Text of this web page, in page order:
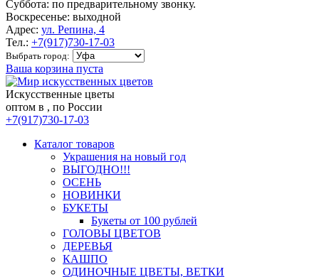
Суббота: по предварительному звонку.
Воскресенье: выходной
Адрес: ул. Репина, 4
Тел.: +7(917)730-17-03
Выбрать город:
Ваша корзина пуста
Искусственные цветы
оптом в , по России
+7(917)730-17-03
Каталог товаров
Украшения на новый год
ВЫГОДНО!!!
ОСЕНЬ
НОВИНКИ
БУКЕТЫ
Букеты от 100 рублей
ГОЛОВЫ ЦВЕТОВ
ДЕРЕВЬЯ
КАШПО
ОДИНОЧНЫЕ ЦВЕТЫ, ВЕТКИ